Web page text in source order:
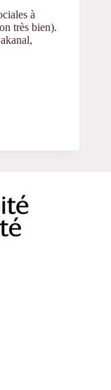
à
très bien).